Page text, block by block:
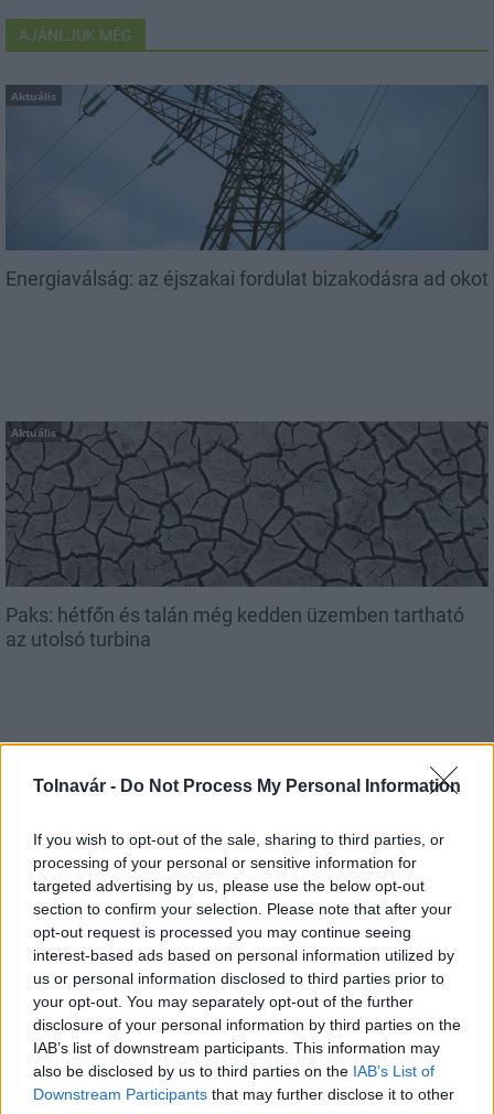
Tolnavár - Do Not Process My Personal Information
If you wish to opt-out of the sale, sharing to third parties, or
processing of your personal or sensitive information for
targeted advertising by us, please use the below opt-out
section to confirm your selection. Please note that after your
opt-out request is processed you may continue seeing
interest-based ads based on personal information utilized by
us or personal information disclosed to third parties prior to
your opt-out. You may separately opt-out of the further
disclosure of your personal information by third parties on the
IAB’s list of downstream participants. This information may
also be disclosed by us to third parties on the IAB’s List of
Downstream Participants that may further disclose it to other
AJÁNLJUK MÉG
Aktuális
Energiaválság: az éjszakai fordulat bizakodásra ad okot
Aktuális
Paks: hétfőn és talán még kedden üzemben tartható
az utolsó turbina
Az atomerőmű egyetlen hatása a környezetre, hogy a
Duna vizét némileg felmelegíti